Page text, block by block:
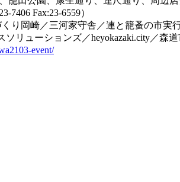
7406 Fax:23-6559）
り岡崎／三河家守舎／連と籠蚤の市実
リューションズ／heyokazaki.city／森
event/